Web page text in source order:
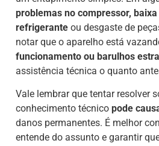
problemas no compressor,
refrigerante ou desgaste de
notar que o aparelho está
funcionamento ou barulhos
assistência técnica o quanto
Vale lembrar que tentar resolver
conhecimento técnico pode
danos permanentes. É melhor
entende do assunto e garantir